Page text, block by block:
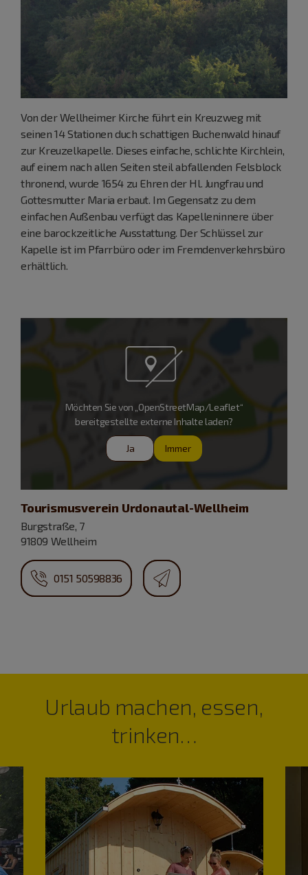
Von der Wellheimer Kirche führt ein Kreuzweg mit
seinen 14 Stationen duch schattigen Buchenwald hinauf
zur Kreuzelkapelle. Dieses einfache, schlichte Kirchlein,
auf einem nach allen Seiten steil abfallenden Felsblock
thronend, wurde 1654 zu Ehren der Hl. Jungfrau und
Gottesmutter Maria erbaut. Im Gegensatz zu dem
einfachen Außenbau verfügt das Kapelleninnere über
eine barockzeitliche Ausstattung. Der Schlüssel zur
Kapelle ist im Pfarrbüro oder im Fremdenverkehrsbüro
erhältlich.
Möchten Sie von „OpenStreetMap/Leaflet“
bereitgestellte externe Inhalte laden?
Ja Immer
Tourismusverein Urdonautal-Wellheim
Burgstraße, 7
91809 Wellheim
0151 50598836
Urlaub machen, essen,
trinken…